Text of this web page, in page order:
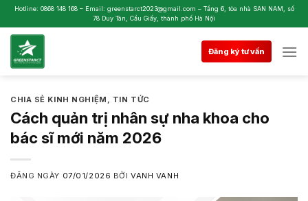
Skip
to
content
Hotline: 0868 148 168 – Email: greenstarct2023@gmail.com – Tầng 6, tòa nhà SAN NAM, số
78 Duy Tân, Cầu Giấy, thành phố Hà Nội
Đăng ký tư vấn
CHIA SẺ KINH NGHIỆM , TIN TỨC
Cách quản trị nhân sự nha khoa cho
bác sĩ mới năm 2026
ĐĂNG NGÀY 07/01/2026 BỞIVANH VANH